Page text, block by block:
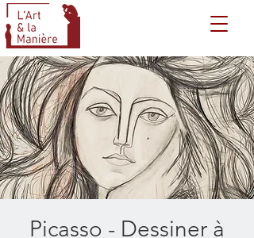
Picasso - Dessiner à